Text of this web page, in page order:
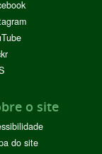
o site
do site